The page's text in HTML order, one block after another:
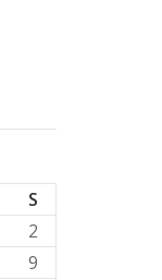
S
2
9